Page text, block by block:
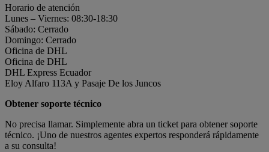
Horario de atención
Lunes – Viernes: 08:30-18:30
Sábado: Cerrado
Domingo: Cerrado
Oficina de DHL
Oficina de DHL
DHL Express Ecuador
Eloy Alfaro 113A y Pasaje De los Juncos
Obtener soporte técnico
No precisa llamar. Simplemente abra un ticket para obtener soporte
técnico. ¡Uno de nuestros agentes expertos responderá rápidamente
a su consulta!